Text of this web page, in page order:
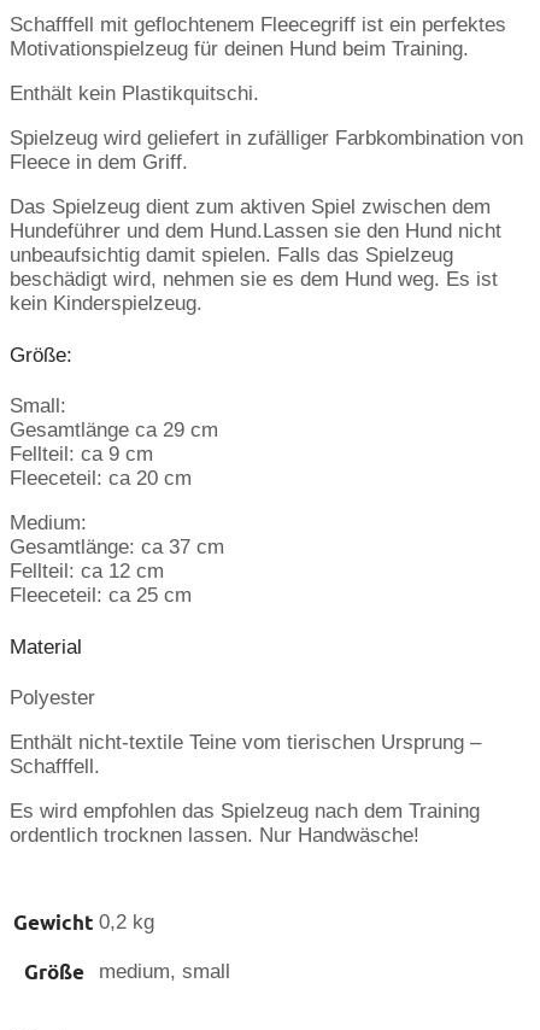
Schafffell mit geflochtenem Fleecegriff ist ein perfektes
Motivationspielzeug für deinen Hund beim Training.
Enthält kein Plastikquitschi.
Spielzeug wird geliefert in zufälliger Farbkombination von
Fleece in dem Griff.
Das Spielzeug dient zum aktiven Spiel zwischen dem
Hundeführer und dem Hund.Lassen sie den Hund nicht
unbeaufsichtig damit spielen. Falls das Spielzeug
beschädigt wird, nehmen sie es dem Hund weg. Es ist
kein Kinderspielzeug.
Größe:
Small:
Gesamtlänge ca 29 cm
Fellteil: ca 9 cm
Fleeceteil: ca 20 cm
Medium:
Gesamtlänge: ca 37 cm
Fellteil: ca 12 cm
Fleeceteil: ca 25 cm
Material
Polyester
Enthält nicht-textile Teine vom tierischen Ursprung –
Schafffell.
Es wird empfohlen das Spielzeug nach dem Training
ordentlich trocknen lassen. Nur Handwäsche!
Gewicht 0,2 kg
Größe medium, small